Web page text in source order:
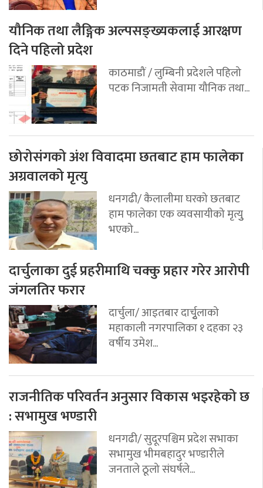
यौनिक तथा लैङ्गिक अल्पसङ्ख्यकलाई आरक्षण
दिने पहिलो प्रदेश
काठमाडौं / लुम्बिनी प्रदेशले पहिलो
पटक निजामती सेवामा यौनिक तथा...
छोरोसंगको अंश विवादमा छतबाट हाम फालेका
अग्रवालको मृत्यु
धनगढी/ कैलालीमा घरको छतबाट
हाम फालेका एक व्यवसायीको मृत्युु
भएको...
दार्चुलाका दुई प्रहरीमाथि चक्कु प्रहार गरेर आरोपी
जंगलतिर फरार
दार्चुला/ आइतबार दार्चुृलाको
महाकाली नगरपालिका १ दहका २३
वर्षीय उमेश...
राजनीतिक परिवर्तन अनुसार विकास भइरहेको छ
: सभामुख भण्डारी
धनगढी/ सुदूरपश्चिम प्रदेश सभाका
सभामुख भीमबहादुर भण्डारीले
जनताले ठूलो संघर्षले...